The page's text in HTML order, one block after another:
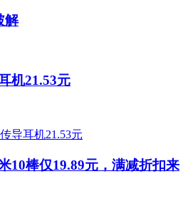
解
机21.53元
10棒仅19.89元，满减折扣来